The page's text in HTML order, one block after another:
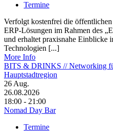
Termine
Verfolgt kostenfrei die
ERP-Lösungen im Rahmen des
und erhaltet praxisnahe Einblicke
Technologien [...]
More Info
BITS & DRINKS // Networking
Hauptstadtregion
26 Aug.
26.08.2026
18:00 - 21:00
Nomad Day Bar
Termine